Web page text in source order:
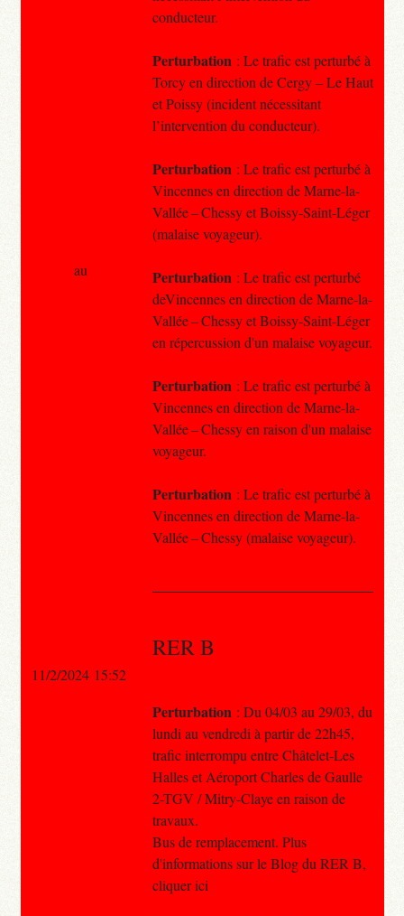
conducteur.
Perturbation : Le trafic est perturbé à
Torcy en direction de Cergy – Le Haut
et Poissy (incident nécessitant
l’intervention du conducteur).
Perturbation : Le trafic est perturbé à
Vincennes en direction de Marne-la-
Vallée – Chessy et Boissy-Saint-Léger
(malaise voyageur).
Perturbation : Le trafic est perturbé
deVincennes en direction de Marne-la-
Vallée – Chessy et Boissy-Saint-Léger
en répercussion d'un malaise voyageur.
Perturbation : Le trafic est perturbé à
Vincennes en direction de Marne-la-
Vallée – Chessy en raison d'un malaise
voyageur.
Perturbation : Le trafic est perturbé à
Vincennes en direction de Marne-la-
Vallée – Chessy (malaise voyageur).
RER B
Perturbation : Du 04/03 au 29/03, du
lundi au vendredi à partir de 22h45,
trafic interrompu entre Châtelet-Les
Halles et Aéroport Charles de Gaulle
2-TGV / Mitry-Claye en raison de
travaux.
Bus de remplacement. Plus
d'informations sur le Blog du RER B,
cliquer ici
au
11/2/2024 15:52